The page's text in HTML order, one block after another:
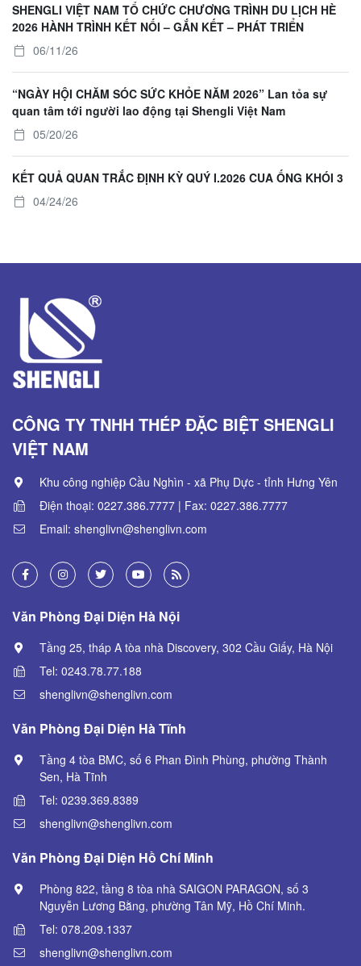
SHENGLI VIỆT NAM TỔ CHỨC CHƯƠNG TRÌNH DU LỊCH HÈ
2026 HÀNH TRÌNH KẾT NỐI – GẮN KẾT – PHÁT TRIỂN
06/11/26
“NGÀY HỘI CHĂM SÓC SỨC KHỎE NĂM 2026” Lan tỏa sự
quan tâm tới người lao động tại Shengli Việt Nam
05/20/26
KẾT QUẢ QUAN TRẮC ĐỊNH KỲ QUÝ I.2026 CUA ỐNG KHÓI 3
04/24/26
CÔNG TY TNHH THÉP ĐẶC BIỆT SHENGLI
VIỆT NAM
Khu công nghiệp Cầu Nghìn - xã Phụ Dực - tỉnh Hưng Yên
Điện thoại: 0227.386.7777| Fax: 0227.386.7777
Email: shenglivn@shenglivn.com
Văn Phòng Đại Diện Hà Nội
Tầng 25, tháp A tòa nhà Discovery, 302 Cầu Giấy, Hà Nội
Tel: 0243.78.77.188
shenglivn@shenglivn.com
Văn Phòng Đại Diện Hà Tĩnh
Tầng 4 tòa BMC, số 6 Phan Đình Phùng, phường Thành
Sen, Hà Tĩnh
Tel: 0239.369.8389
shenglivn@shenglivn.com
Văn Phòng Đại Diện Hồ Chí Minh
Phòng 822, tầng 8 tòa nhà SAIGON PARAGON, số 3
Nguyễn Lương Bằng, phường Tân Mỹ, Hồ Chí Minh.
Tel: 078.209.1337
shenglivn@shenglivn.com